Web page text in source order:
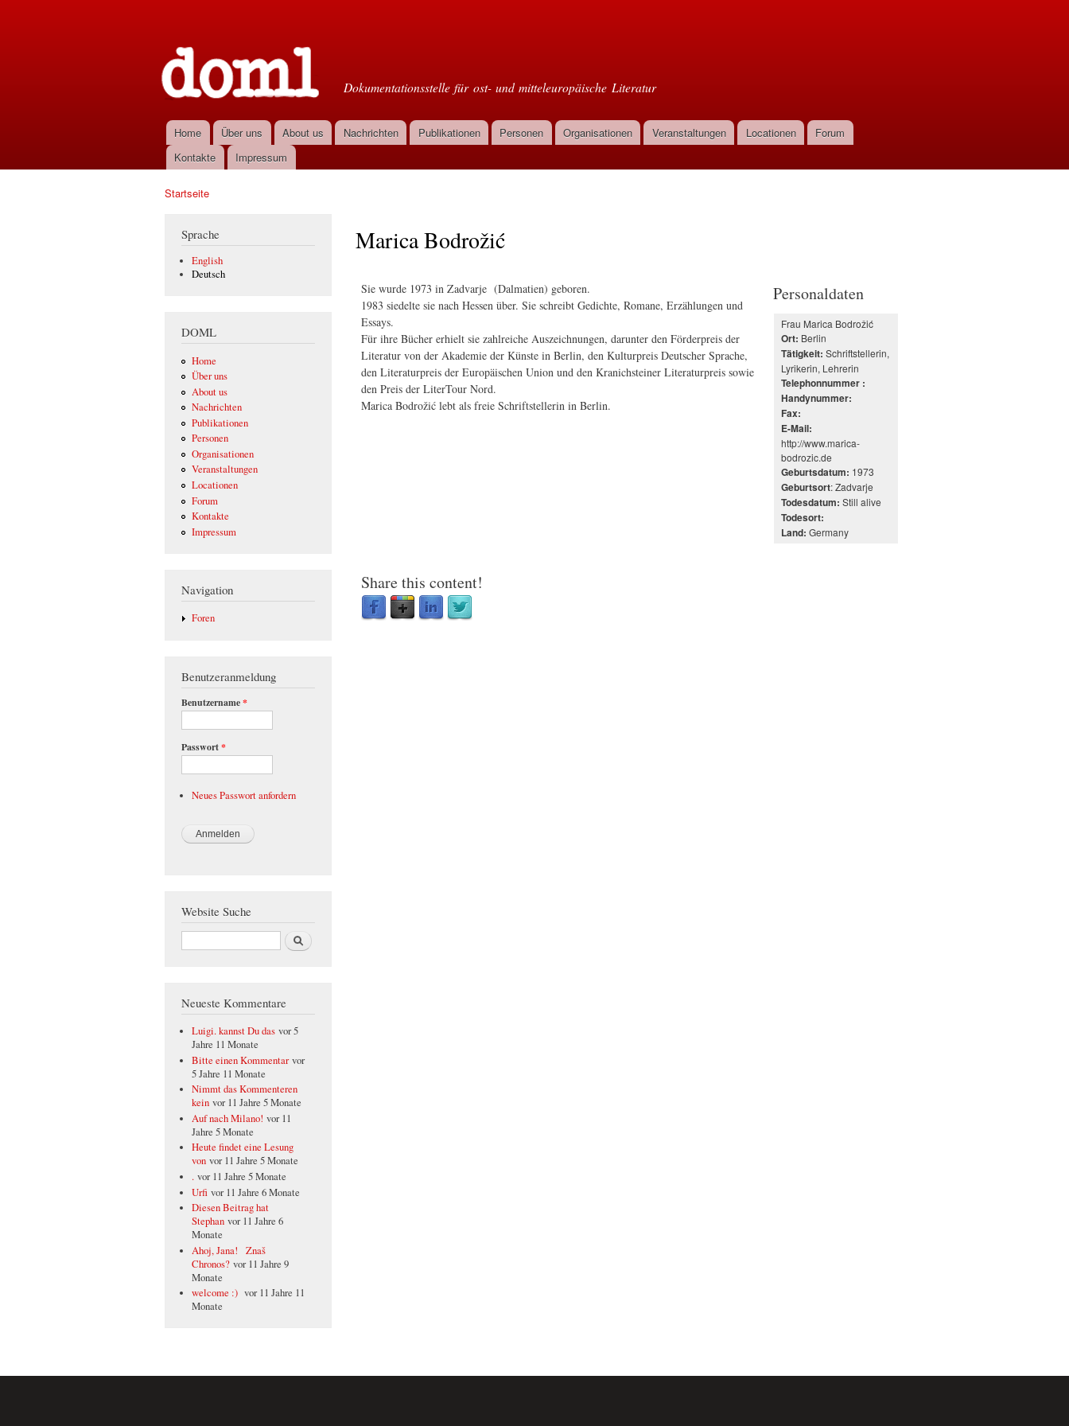
Dokumentationsstelle für ost- und mitteleuropäische Literatur
Hauptmenü
Home Über uns About us Nachrichten Publikationen Personen Organisationen Veranstaltungen Locationen
Forum
Kontakte
Impressum
Startseite
Sprache
English
Deutsch
DOML
Home
Über uns
About us
Nachrichten
Publikationen
Personen
Organisationen
Veranstaltungen
Locationen
Forum
Kontakte
Impressum
Navigation
Foren
Benutzeranmeldung
Benutzername*
Passwort*
Neues Passwort anfordern
Website Suche
Suche
Neueste Kommentare
Luigi. kannst Du das vor 5
Jahre 11 Monate
Bitte einen Kommentar vor
5 Jahre 11 Monate
Nimmt das Kommenteren
kein vor 11 Jahre 5 Monate
Auf nach Milano! vor 11
Jahre 5 Monate
Heute findet eine Lesung
von vor 11 Jahre 5 Monate
. vor 11 Jahre 5 Monate
Urfi vor 11 Jahre 6 Monate
Diesen Beitrag hat
Stephan vor 11 Jahre 6
Monate
Ahoj, Jana! Znaš
Chronos? vor 11 Jahre 9
Monate
welcome :) vor 11 Jahre 11
Monate
Marica Bodrožić
Sie wurde 1973 in Zadvarje (Dalmatien) geboren.
1983 siedelte sie nach Hessen über. Sie schreibt Gedichte, Romane, Erzählungen und
Essays.
Für ihre Bücher erhielt sie zahlreiche Auszeichnungen, darunter den Förderpreis der
Literatur von der Akademie der Künste in Berlin, den Kulturpreis Deutscher Sprache,
den Literaturpreis der Europäischen Union und den Kranichsteiner Literaturpreis sowie
den Preis der LiterTour Nord.
Marica Bodrožić lebt als freie Schriftstellerin in Berlin.
Personaldaten
Frau Marica Bodrožić
Ort: Berlin
Tätigkeit: Schriftstellerin,
Lyrikerin, Lehrerin
Telephonnummer :
Handynummer:
Fax:
E-Mail:
http://www.marica-
bodrozic.de
Geburtsdatum: 1973
Geburtsort: Zadvarje
Todesdatum: Still alive
Todesort:
Land: Germany
Share this content!